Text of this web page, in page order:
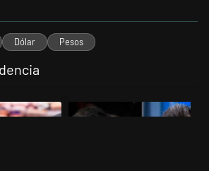
Dólar Pesos
con el título "Inflación: economistas
Un artículo de tendencia con